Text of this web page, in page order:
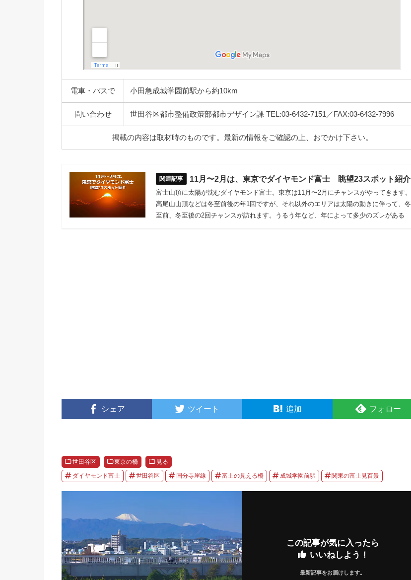
電車・バスで 小田急成城学園前駅から約10km
問い合わせ 世田谷区都市整備政策部都市デザイン課 TEL:03-6432-7151／FAX:03-6432-7996
掲載の内容は取材時のものです。最新の情報をご確認の上、おでかけ下さい。
11月〜2月は、東京でダイヤモンド富士 眺望23スポット紹介
富士山頂に太陽が沈むダイヤモンド富士。東京は11月〜2月にチャンスがやってきます。
高尾山山頂などは冬至前後の年1回ですが、それ以外のエリアは太陽の動きに伴って、冬
至前、冬至後の2回チャンスが訪れます。うるう年など、年によって多少のズレがある
シェア ツイート 追加 フォロー
世田谷区 東京の橋 見る
ダイヤモンド富士 世田谷区 国分寺崖線 富士の見える橋 成城学園前駅 関東の富士見百景
この記事が気に入ったら
いいねしよう！
最新記事をお届けします。